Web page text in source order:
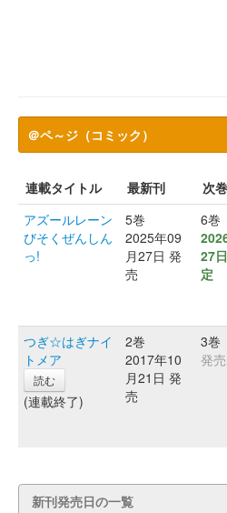
＠ペ～ジ（コミック）
連載タイトル 最新刊
次巻
アズールレーン
びそくぜんしん
っ!
5巻
2025年09
月27日 発
売
6巻
27
定
つぎ☆はぎナイ
トメア
読む
(連載終了)
2巻
2017年10
月21日 発
売
3巻
発
新刊発売日の一覧